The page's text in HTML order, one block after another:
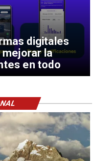
digitales
la
en todo